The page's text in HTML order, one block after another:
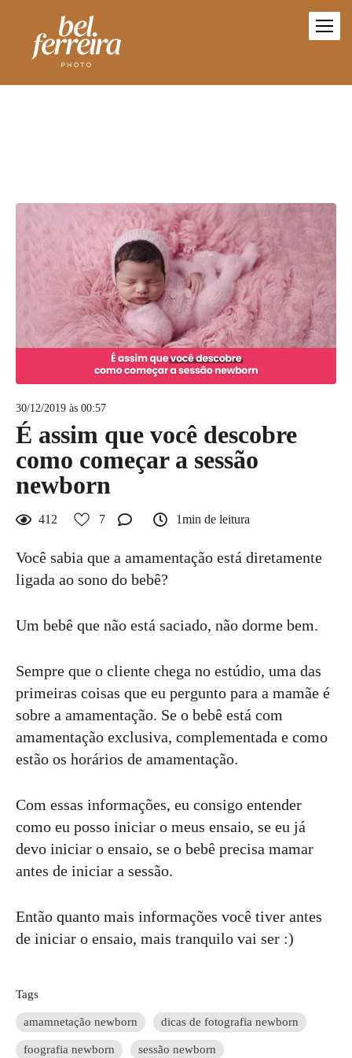
30/12/2019 às 00:57
É assim que você descobre
como começar a sessão
newborn
412 7 1min de leitura
Você sabia que a amamentação está diretamente
ligada ao sono do bebê?
Um bebê que não está saciado, não dorme bem.
Sempre que o cliente chega no estúdio, uma das
primeiras coisas que eu pergunto para a mamãe é
sobre a amamentação. Se o bebê está com
amamentação exclusiva, complementada e como
estão os horários de amamentação.
Com essas informações, eu consigo entender
como eu posso iniciar o meus ensaio, se eu já
devo iniciar o ensaio, se o bebê precisa mamar
antes de iniciar a sessão.
Então quanto mais informações você tiver antes
de iniciar o ensaio, mais tranquilo vai ser :)
Tags
amamnetação newborn dicas de fotografia newborn
foografia newborn sessão newborn